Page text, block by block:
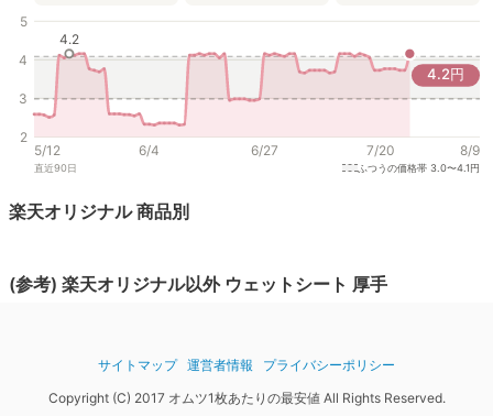
2
3
4
5
5/12 6/4 6/27 7/20 8/9
4.2
4.2円
直近90日 ふつうの価格帯3.0〜4.1円
楽天オリジナル商品別
(参考) 楽天オリジナル以外 ウェットシート 厚手
サイトマップ 運営者情報
プライバシーポリシー
Copyright (C) 2017 オムツ1枚あたりの最安値 All Rights Reserved.